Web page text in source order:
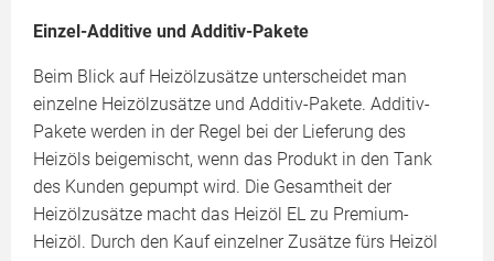
Einzel-Additive und Additiv-Pakete
Beim Blick auf Heizölzusätze unterscheidet man
einzelne Heizölzusätze und Additiv-Pakete. Additiv-
Pakete werden in der Regel bei der Lieferung des
Heizöls beigemischt, wenn das Produkt in den Tank
des Kunden gepumpt wird. Die Gesamtheit der
Heizölzusätze macht das Heizöl EL zu Premium-
Heizöl. Durch den Kauf einzelner Zusätze fürs Heizöl